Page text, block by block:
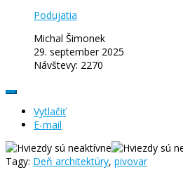
Podujatia
Michal Šimonek
29. september 2025
Návštevy: 2270
Vytlačiť
E-mail
Tagy: Deň architektúry, pivovar